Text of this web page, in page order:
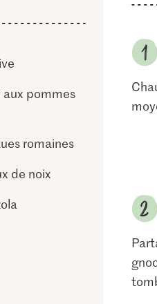
pommes
romaines
de noix